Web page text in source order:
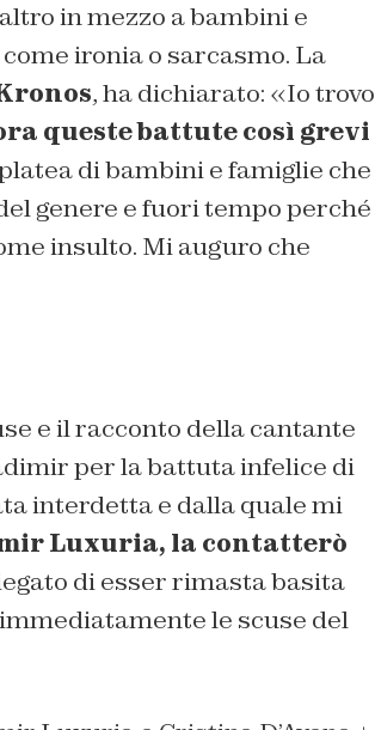
in mezzo a bambini e
ironia o sarcasmo. La
, ha dichiarato: «Io trovo
queste battute così grevi
di bambini e famiglie che
genere e fuori tempo perché
insulto. Mi auguro che
e il racconto della cantante
per la battuta infelice di
interdetta e dalla quale mi
Luxuria, la contatterò
di esser rimasta basita
le scuse del